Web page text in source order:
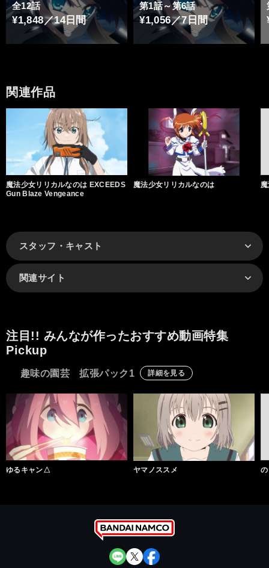
全12話
¥1,848／14日間
第1話～第6話
¥1,056／7日間
関連作品
魔法少女リリカルなのは EXCEEDS
Gun Blaze Vengeance
魔法少女リリカルなのは
スタッフ・キャスト
関連サイト
注目!! みんなが作ったおすすめ動画特集
Pickup
趣味の園芸 拡張パック1 詳細を見る
ゆるキャン△ ヤマノススメ